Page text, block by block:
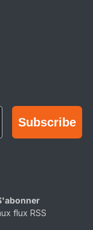
Subscribe
flux RSS